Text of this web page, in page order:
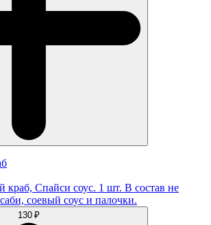
Спайси соус. 1 шт. В состав не
соевый соус и палочки.
130 ₽